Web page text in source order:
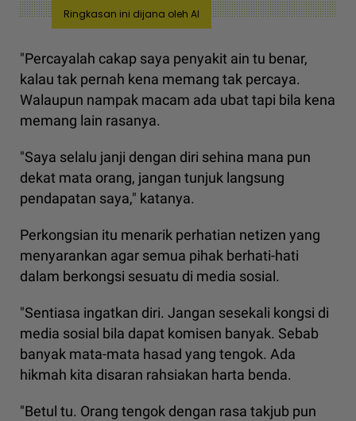
Ringkasan ini dijana oleh AI
"Percayalah cakap saya penyakit ain tu benar,
kalau tak pernah kena memang tak percaya.
Walaupun nampak macam ada ubat tapi bila kena
memang lain rasanya.
"Saya selalu janji dengan diri sehina mana pun
dekat mata orang, jangan tunjuk langsung
pendapatan saya," katanya.
Perkongsian itu menarik perhatian netizen yang
menyarankan agar semua pihak berhati-hati
dalam berkongsi sesuatu di media sosial.
"Sentiasa ingatkan diri. Jangan sesekali kongsi di
media sosial bila dapat komisen banyak. Sebab
banyak mata-mata hasad yang tengok. Ada
hikmah kita disaran rahsiakan harta benda.
"Betul tu. Orang tengok dengan rasa takjub pun